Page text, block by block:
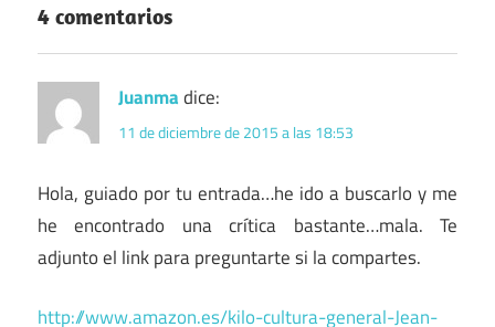
4 comentarios
Juanmadice:
11 de diciembre de 2015 a las 18:53
Hola, guiado por tu entrada…he ido a buscarlo y me
he encontrado una crítica bastante…mala. Te
adjunto el link para preguntarte si la compartes.
http://www.amazon.es/kilo-cultura-general-Jean-